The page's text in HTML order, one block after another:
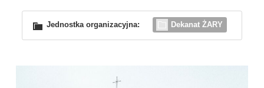
Jednostka organizacyjna: Dekanat ŻARY